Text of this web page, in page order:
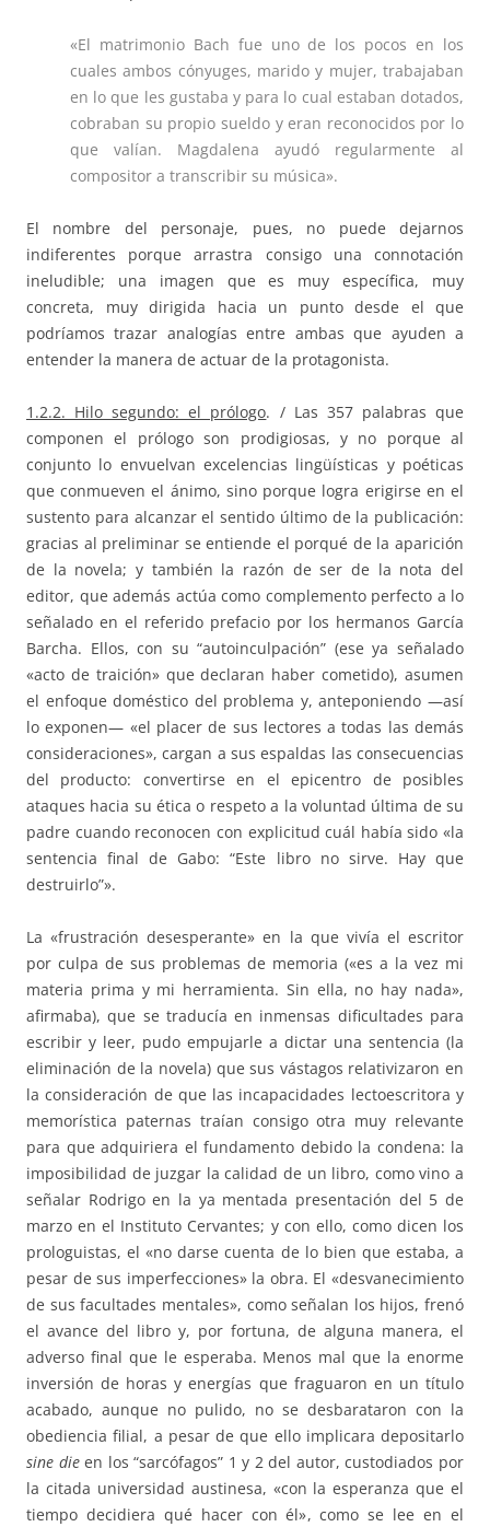
«El matrimonio Bach fue uno de los pocos en los
cuales ambos cónyuges, marido y mujer, trabajaban
en lo que les gustaba y para lo cual estaban dotados,
cobraban su propio sueldo y eran reconocidos por lo
que valían. Magdalena ayudó regularmente al
compositor a transcribir su música».
El nombre del personaje, pues, no puede dejarnos
indiferentes porque arrastra consigo una connotación
ineludible; una imagen que es muy específica, muy
concreta, muy dirigida hacia un punto desde el que
podríamos trazar analogías entre ambas que ayuden a
entender la manera de actuar de la protagonista.
1.2.2. Hilo segundo: el prólogo. / Las 357 palabras que
componen el prólogo son prodigiosas, y no porque al
conjunto lo envuelvan excelencias lingüísticas y poéticas
que conmueven el ánimo, sino porque logra erigirse en el
sustento para alcanzar el sentido último de la publicación:
gracias al preliminar se entiende el porqué de la aparición
de la novela; y también la razón de ser de la nota del
editor, que además actúa como complemento perfecto a lo
señalado en el referido prefacio por los hermanos García
Barcha. Ellos, con su “autoinculpación” (ese ya señalado
«acto de traición» que declaran haber cometido), asumen
el enfoque doméstico del problema y, anteponiendo —así
lo exponen— «el placer de sus lectores a todas las demás
consideraciones», cargan a sus espaldas las consecuencias
del producto: convertirse en el epicentro de posibles
ataques hacia su ética o respeto a la voluntad última de su
padre cuando reconocen con explicitud cuál había sido «la
sentencia final de Gabo: “Este libro no sirve. Hay que
destruirlo”».
La «frustración desesperante» en la que vivía el escritor
por culpa de sus problemas de memoria («es a la vez mi
materia prima y mi herramienta. Sin ella, no hay nada»,
afirmaba), que se traducía en inmensas dificultades para
escribir y leer, pudo empujarle a dictar una sentencia (la
eliminación de la novela) que sus vástagos relativizaron en
la consideración de que las incapacidades lectoescritora y
memorística paternas traían consigo otra muy relevante
para que adquiriera el fundamento debido la condena: la
imposibilidad de juzgar la calidad de un libro, como vino a
señalar Rodrigo en la ya mentada presentación del 5 de
marzo en el Instituto Cervantes; y con ello, como dicen los
prologuistas, el «no darse cuenta de lo bien que estaba, a
pesar de sus imperfecciones» la obra. El «desvanecimiento
de sus facultades mentales», como señalan los hijos, frenó
el avance del libro y, por fortuna, de alguna manera, el
adverso final que le esperaba. Menos mal que la enorme
inversión de horas y energías que fraguaron en un título
acabado, aunque no pulido, no se desbarataron con la
obediencia filial, a pesar de que ello implicara depositarlo
sine dieen los “sarcófagos” 1 y 2 del autor, custodiados por
la citada universidad austinesa, «con la esperanza que el
tiempo decidiera qué hacer con él», como se lee en el